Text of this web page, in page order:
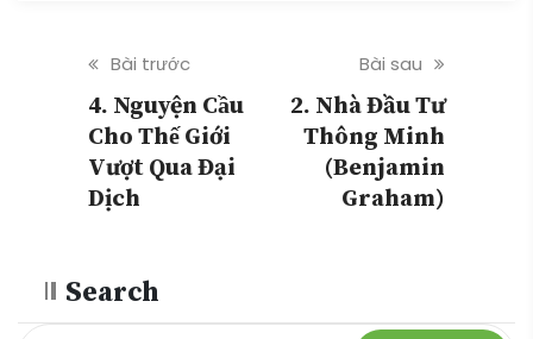
Bài trước
4. Nguyện Cầu
Cho Thế Giới
Vượt Qua Đại
Dịch
Bài sau
2. Nhà Đầu Tư
Thông Minh
(Benjamin
Graham)
Search